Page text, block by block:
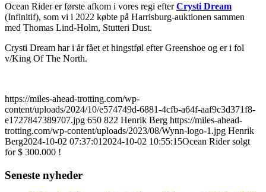
Ocean Rider er første afkom i vores regi efterCrysti Dream
(Infinitif), som vi i 2022 købte på Harrisburg-auktionen sammen
med Thomas Lind-Holm, Stutteri Dust.
Crysti Dream har i år fået et hingstføl efter Greenshoe og er i fol
v/King Of The North.
https://miles-ahead-trotting.com/wp-
content/uploads/2024/10/e574749d-6881-4cfb-a64f-aaf9c3d371f8-
e1727847389707.jpg 650 822 Henrik Berg https://miles-ahead-
trotting.com/wp-content/uploads/2023/08/Wynn-logo-1.jpg Henrik
Berg2024-10-02 07:37:01 2024-10-02 10:55:15Ocean Rider solgt
for $ 300.000 !
Seneste nyheder